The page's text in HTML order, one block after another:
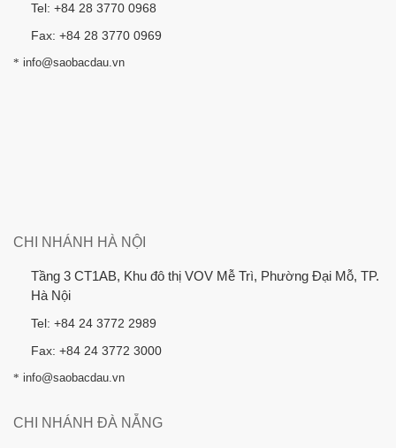
Tel: +84 28 3770 0968
Fax: +84 28 3770 0969
* info@saobacdau.vn
CHI NHÁNH HÀ NỘI
Tầng 3 CT1AB, Khu đô thị VOV Mễ Trì, Phường Đại Mỗ, TP.
Hà Nội
Tel: +84 24 3772 2989
Fax: +84 24 3772 3000
* info@saobacdau.vn
CHI NHÁNH ĐÀ NẴNG